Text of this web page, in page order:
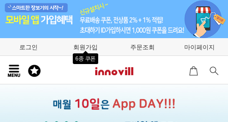
로그인 회원가입
6종 쿠폰
주문조회 마이페이지